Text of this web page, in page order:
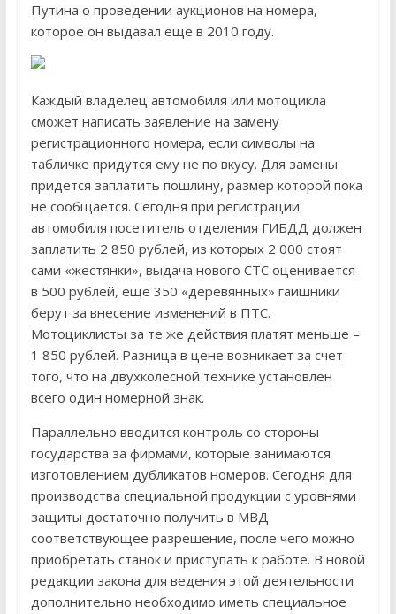
Путина о проведении аукционов на номера,
которое он выдавал еще в 2010 году.
Каждый владелец автомобиля или мотоцикла
сможет написать заявление на замену
регистрационного номера, если символы на
табличке придутся ему не по вкусу. Для замены
придется заплатить пошлину, размер которой пока
не сообщается. Сегодня при регистрации
автомобиля посетитель отделения ГИБДД должен
заплатить 2 850 рублей, из которых 2 000 стоят
сами «жестянки», выдача нового СТС оценивается
в 500 рублей, еще 350 «деревянных» гаишники
берут за внесение изменений в ПТС.
Мотоциклисты за те же действия платят меньше –
1 850 рублей. Разница в цене возникает за счет
того, что на двухколесной технике установлен
всего один номерной знак.
Параллельно вводится контроль со стороны
государства за фирмами, которые занимаются
изготовлением дубликатов номеров. Сегодня для
производства специальной продукции с уровнями
защиты достаточно получить в МВД
соответствующее разрешение, после чего можно
приобретать станок и приступать к работе. В новой
редакции закона для ведения этой деятельности
дополнительно необходимо иметь специальное